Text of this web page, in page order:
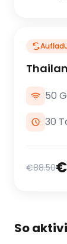
50
30
€88.50
So